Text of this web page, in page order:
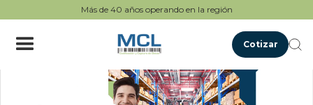
Más de 40 años operando en la región
Cotizar